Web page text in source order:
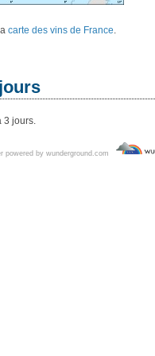
carte des vins de France.
3 jours.
powered by wunderground.com